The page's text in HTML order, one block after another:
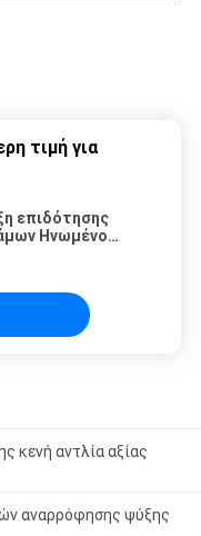
τιμή για
επιδότησης
Ηνωμένο
κενή αντλία αξίας
αναρρόφησης ψύξης